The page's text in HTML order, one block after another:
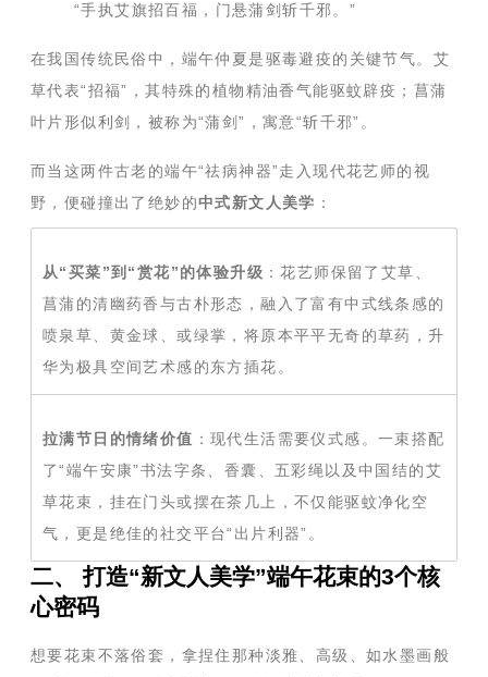
“手执艾旗招百福，门悬蒲剑斩千邪。”
在我国传统民俗中，端午仲夏是驱毒避疫的关键节气。艾
草代表“招福”，其特殊的植物精油香气能驱蚊辟疫；菖蒲
叶片形似利剑，被称为“蒲剑”，寓意“斩千邪”。
而当这两件古老的端午“祛病神器”走入现代花艺师的视
野，便碰撞出了绝妙的中式新文人美学 ：
从“买菜”到“赏花”的体验升级 ：花艺师保留了艾草、
菖蒲的清幽药香与古朴形态，融入了富有中式线条感的
喷泉草、黄金球、或绿掌，将原本平平无奇的草药，升
华为极具空间艺术感的东方插花。
拉满节日的情绪价值 ：现代生活需要仪式感。一束搭配
了“端午安康”书法字条、香囊、五彩绳以及中国结的艾
草花束，挂在门头或摆在茶几上，不仅能驱蚊净化空
气，更是绝佳的社交平台“出片利器”。
二、 打造“新文人美学”端午花束的3个核
心密码
想要花束不落俗套，拿捏住那种淡雅、高级、如水墨画般